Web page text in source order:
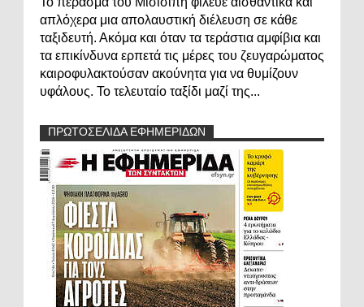
απλόχερα μια απολαυστική διέλευση σε κάθε
ταξιδευτή. Ακόμα και όταν τα τεράστια αμφίβια και
τα επικίνδυνα ερπετά τις μέρες του ζευγαρώματος
καιροφυλακτούσαν ακούνητα για να θυμίζουν
υφάλους. Το τελευταίο ταξίδι μαζί της...
ΠΡΩΤΟΣΕΛΙΔΑ ΕΦΗΜΕΡΙΔΩΝ